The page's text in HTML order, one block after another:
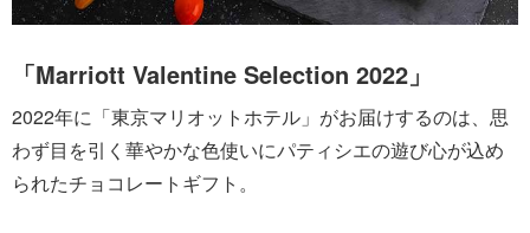
「Marriott Valentine Selection 2022」
2022年に「東京マリオットホテル」がお届けするのは、思
わず目を引く華やかな色使いにパティシエの遊び心が込め
られたチョコレートギフト。